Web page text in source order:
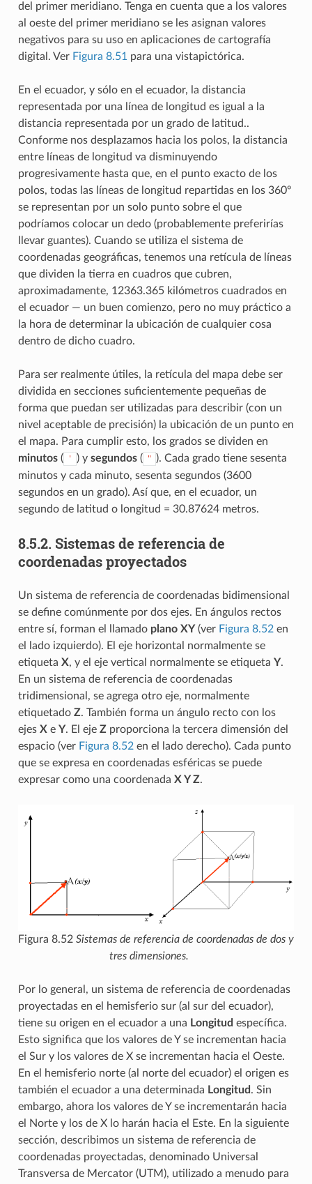
del primer meridiano. Tenga en cuenta que a los valores
al oeste del primer meridiano se les asignan valores
negativos para su uso en aplicaciones de cartografía
digital. Ver Figura 8.51 para una vistapictórica.
En el ecuador, y sólo en el ecuador, la distancia
representada por una línea de longitud es igual a la
distancia representada por un grado de latitud..
Conforme nos desplazamos hacia los polos, la distancia
entre líneas de longitud va disminuyendo
progresivamente hasta que, en el punto exacto de los
polos, todas las líneas de longitud repartidas en los 360º
se representan por un solo punto sobre el que
podríamos colocar un dedo (probablemente preferirías
llevar guantes). Cuando se utiliza el sistema de
coordenadas geográficas, tenemos una retícula de líneas
que dividen la tierra en cuadros que cubren,
aproximadamente, 12363.365 kilómetros cuadrados en
el ecuador — un buen comienzo, pero no muy práctico a
la hora de determinar la ubicación de cualquier cosa
dentro de dicho cuadro.
Para ser realmente útiles, la retícula del mapa debe ser
dividida en secciones suficientemente pequeñas de
forma que puedan ser utilizadas para describir (con un
nivel aceptable de precisión) la ubicación de un punto en
el mapa. Para cumplir esto, los grados se dividen en
minutos( ' ) y segundos( " ). Cada grado tiene sesenta
minutos y cada minuto, sesenta segundos (3600
segundos en un grado). Así que, en el ecuador, un
segundo de latitud o longitud = 30.87624 metros.
8.5.2. Sistemas de referencia de
coordenadas proyectados
Un sistema de referencia de coordenadas bidimensional
se define comúnmente por dos ejes. En ángulos rectos
entre sí, forman el llamado plano XY(ver Figura 8.52en
el lado izquierdo). El eje horizontal normalmente se
etiqueta X, y el eje vertical normalmente se etiqueta Y.
En un sistema de referencia de coordenadas
tridimensional, se agrega otro eje, normalmente
etiquetado Z. También forma un ángulo recto con los
ejes X e Y. El eje Zproporciona la tercera dimensión del
espacio (ver Figura 8.52en el lado derecho). Cada punto
que se expresa en coordenadas esféricas se puede
expresar como una coordenada X Y Z.
Figura 8.52 Sistemas de referencia de coordenadas de dos y
tres dimensiones.
Por lo general, un sistema de referencia de coordenadas
proyectadas en el hemisferio sur (al sur del ecuador),
tiene su origen en el ecuador a una Longitud específica.
Esto significa que los valores de Y se incrementan hacia
el Sur y los valores de X se incrementan hacia el Oeste.
En el hemisferio norte (al norte del ecuador) el origen es
también el ecuador a una determinada Longitud. Sin
embargo, ahora los valores de Y se incrementarán hacia
el Norte y los de X lo harán hacia el Este. En la siguiente
sección, describimos un sistema de referencia de
coordenadas proyectadas, denominado Universal
Transversa de Mercator (UTM), utilizado a menudo para